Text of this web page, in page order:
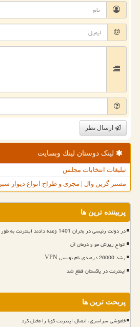
ارسال نظر
لینک دوستان لینك وبسایت
تبلیغات انتخابات مجلس
مستر گرین وال | مجری و طراح انواع دیوار سبز
پربیننده ترین ها
در دولت رئیسی در بحران 1401 وعده دادند اینترنت به طور موقت قطع می شود اما ماندگار شد
انواع ریزش مو و درمان آن
رشد 26000 درصدی نام نویسی VPN
اینترنت در پاکستان قطع شد
پربحث ترین ها
خاموشی سراسری، اتصال اینترنت کوبا را مختل کرد